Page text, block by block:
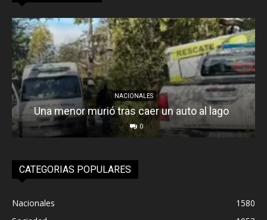
NACIONALES
Una menor murió tras caer un auto al lago
0
CATEGORIAS POPULARES
Nacionales
1580